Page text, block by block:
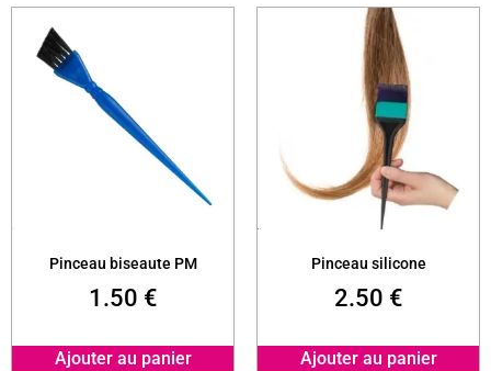
Pinceau biseaute PM
1.50 €
Ajouter au panier
Pinceau silicone
2.50 €
Ajouter au panier